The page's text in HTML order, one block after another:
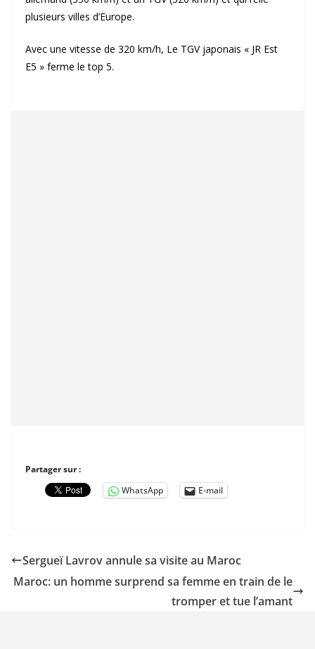
plusieurs villes d’Europe.
Avec une vitesse de 320 km/h, Le TGV japonais « JR Est
E5 » ferme le top 5.
Partager sur :
WhatsApp
E-mail
Sergueï Lavrov annule sa visite au Maroc
Maroc: un homme surprend sa femme en train de le
tromper et tue l’amant